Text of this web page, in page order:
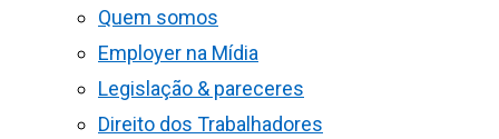
Quem somos
Employer na Mídia
Legislação & pareceres
Direito dos Trabalhadores